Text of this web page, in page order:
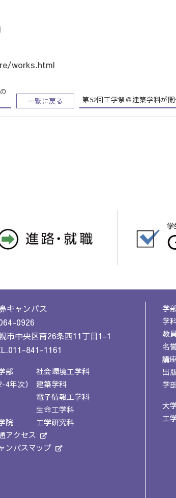
works.html
一覧に戻る 第52回工学祭＠建築学科が開
キャンパス
0926
市中央区南26条西11丁目1-1
841-1161
部
4年次）
社会環境工学科
建築学科
電子情報工学科
生命工学科
院
工学研究科
アクセス
ンパスマップ
学
学
教
名
講
出
学
大
工